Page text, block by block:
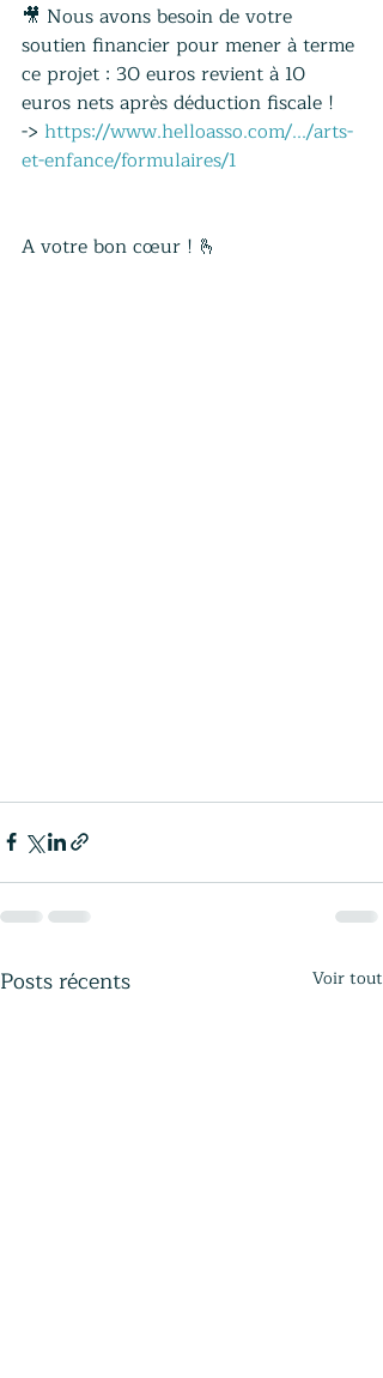
🎥 Nous avons besoin de votre
soutien financier pour mener à terme
ce projet : 30 euros revient à 10
euros nets après déduction fiscale !
-> https://www.helloasso.com/.../arts-
et-enfance/formulaires/1
A votre bon cœur ! 🫰
Posts récents Voir tout